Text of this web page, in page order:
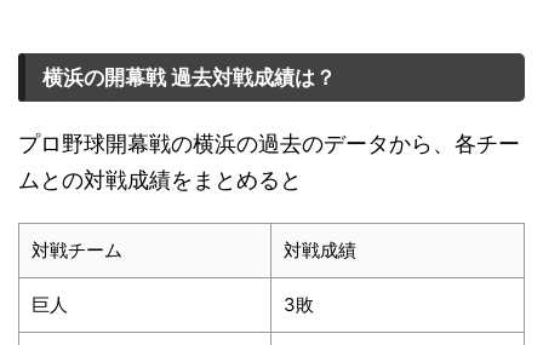
横浜の開幕戦 過去対戦成績は？
プロ野球開幕戦の横浜の過去のデータから、各チー
ムとの対戦成績をまとめると
対戦チーム 対戦成績
巨人 3敗